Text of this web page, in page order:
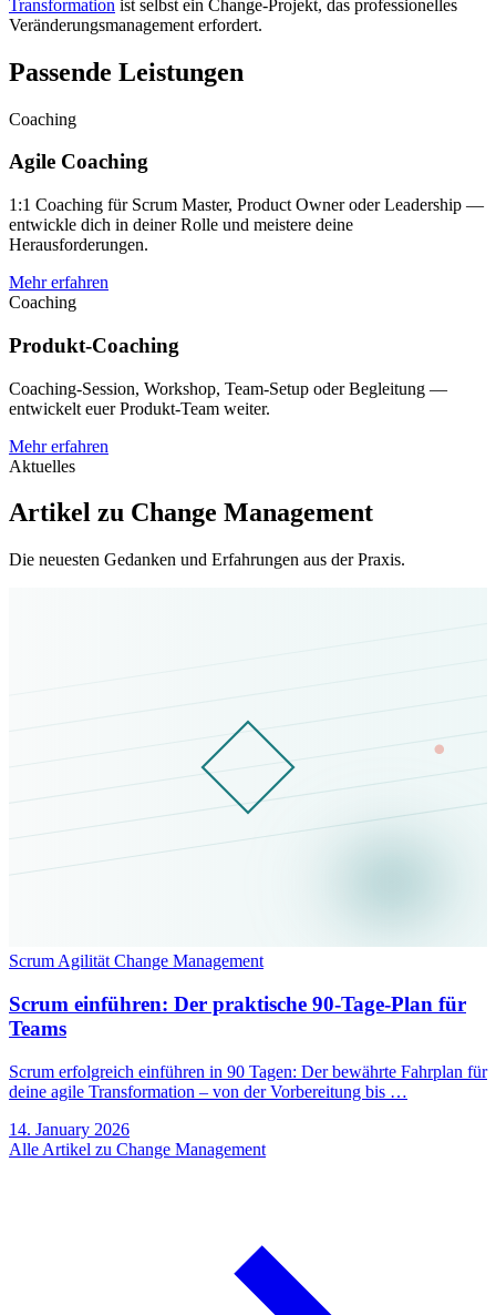
Transformation ist selbst ein Change-Projekt, das professionelles
Veränderungsmanagement erfordert.
Passende Leistungen
Coaching
Agile Coaching
1:1 Coaching für Scrum Master, Product Owner oder Leadership —
entwickle dich in deiner Rolle und meistere deine
Herausforderungen.
Mehr erfahren
Coaching
Produkt-Coaching
Coaching-Session, Workshop, Team-Setup oder Begleitung —
entwickelt euer Produkt-Team weiter.
Mehr erfahren
Aktuelles
Artikel zu Change Management
Die neuesten Gedanken und Erfahrungen aus der Praxis.
Scrum Agilität Change Management
Scrum einführen: Der praktische 90-Tage-Plan für
Teams
Scrum erfolgreich einführen in 90 Tagen: Der bewährte Fahrplan für
deine agile Transformation – von der Vorbereitung bis …
14. January 2026
Alle Artikel zu Change Management